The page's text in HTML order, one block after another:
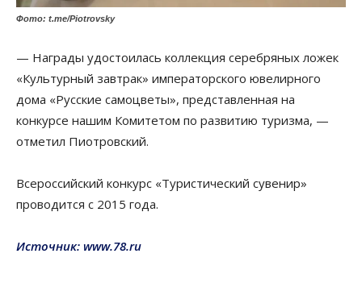
Фото: t.me/Piotrovsky
— Награды удостоилась коллекция серебряных ложек
«Культурный завтрак» императорского ювелирного
дома «Русские самоцветы», представленная на
конкурсе нашим Комитетом по развитию туризма, —
отметил Пиотровский.
Всероссийский конкурс «Туристический сувенир»
проводится с 2015 года.
Источник: www.78.ru